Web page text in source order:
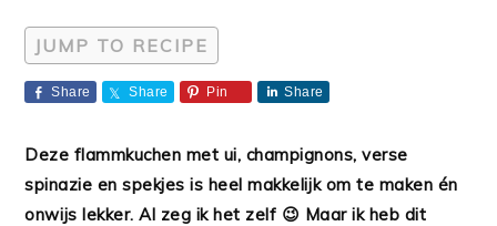
JUMP TO RECIPE
Share Share Pin Share
Deze flammkuchen met ui, champignons, verse
spinazie en spekjes is heel makkelijk om te maken én
onwijs lekker. Al zeg ik het zelf 😉 Maar ik heb dit